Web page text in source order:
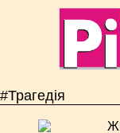
#Трагедія